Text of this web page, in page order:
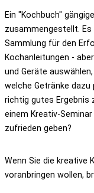
Ein "Kochbuch"
zusammengestellt. Es
Sammlung für den
Kochanleitungen -
und Geräte
welche Getränke dazu
richtig gutes Ergebnis
einem Kreativ-
zufrieden geben?
Wenn Sie die kreative
voranbringen wollen,